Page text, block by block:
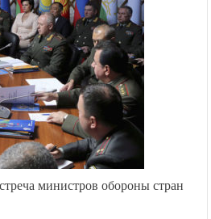
министров обороны стран